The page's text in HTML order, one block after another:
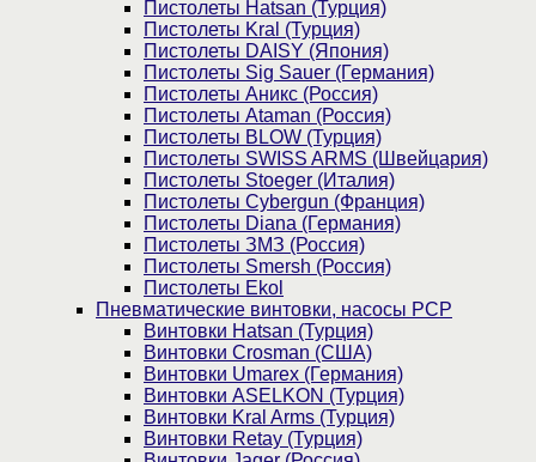
Пистолеты Hatsan (Турция)
Пистолеты Kral (Турция)
Пистолеты DAISY (Япония)
Пистолеты Sig Sauer (Германия)
Пистолеты Аникс (Россия)
Пистолеты Ataman (Россия)
Пистолеты BLOW (Турция)
Пистолеты SWISS ARMS (Швейцария)
Пистолеты Stoeger (Италия)
Пистолеты Cybergun (Франция)
Пистолеты Diana (Германия)
Пистолеты ЗМЗ (Россия)
Пистолеты Smersh (Россия)
Пистолеты Ekol
Пневматические винтовки, насосы PCP
Винтовки Hatsan (Турция)
Винтовки Crosman (США)
Винтовки Umarex (Германия)
Винтовки ASELKON (Турция)
Винтовки Kral Arms (Турция)
Винтовки Retay (Турция)